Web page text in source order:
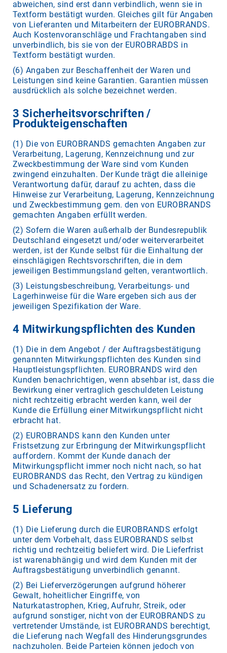
abweichen, sind erst dann verbindlich, wenn sie in
Textform bestätigt wurden. Gleiches gilt für Angaben
von Lieferanten und Mitarbeitern der EUROBRANDS.
Auch Kostenvoranschläge und Frachtangaben sind
unverbindlich, bis sie von der EUROBRABDS in
Textform bestätigt wurden.
(6) Angaben zur Beschaffenheit der Waren und
Leistungen sind keine Garantien. Garantien müssen
ausdrücklich als solche bezeichnet werden.
3 Sicherheitsvorschriften /
Produkteigenschaften
(1) Die von EUROBRANDS gemachten Angaben zur
Verarbeitung, Lagerung, Kennzeichnung und zur
Zweckbestimmung der Ware sind vom Kunden
zwingend einzuhalten. Der Kunde trägt die alleinige
Verantwortung dafür, darauf zu achten, dass die
Hinweise zur Verarbeitung, Lagerung, Kennzeichnung
und Zweckbestimmung gem. den von EUROBRANDS
gemachten Angaben erfüllt werden.
(2) Sofern die Waren außerhalb der Bundesrepublik
Deutschland eingesetzt und/oder weiterverarbeitet
werden, ist der Kunde selbst für die Einhaltung der
einschlägigen Rechtsvorschriften, die in dem
jeweiligen Bestimmungsland gelten, verantwortlich.
(3) Leistungsbeschreibung, Verarbeitungs- und
Lagerhinweise für die Ware ergeben sich aus der
jeweiligen Spezifikation der Ware.
4 Mitwirkungspflichten des Kunden
(1) Die in dem Angebot / der Auftragsbestätigung
genannten Mitwirkungspflichten des Kunden sind
Hauptleistungspflichten. EUROBRANDS wird den
Kunden benachrichtigen, wenn absehbar ist, dass die
Bewirkung einer vertraglich geschuldeten Leistung
nicht rechtzeitig erbracht werden kann, weil der
Kunde die Erfüllung einer Mitwirkungspflicht nicht
erbracht hat.
(2) EUROBRANDS kann den Kunden unter
Fristsetzung zur Erbringung der Mitwirkungspflicht
auffordern. Kommt der Kunde danach der
Mitwirkungspflicht immer noch nicht nach, so hat
EUROBRANDS das Recht, den Vertrag zu kündigen
und Schadenersatz zu fordern.
5 Lieferung
(1) Die Lieferung durch die EUROBRANDS erfolgt
unter dem Vorbehalt, dass EUROBRANDS selbst
richtig und rechtzeitig beliefert wird. Die Lieferfrist
ist warenabhängig und wird dem Kunden mit der
Auftragsbestätigung unverbindlich genannt.
(2) Bei Lieferverzögerungen aufgrund höherer
Gewalt, hoheitlicher Eingriffe, von
Naturkatastrophen, Krieg, Aufruhr, Streik, oder
aufgrund sonstiger, nicht von der EUROBRANDS zu
vertretender Umstände, ist EUROBRANDS berechtigt,
die Lieferung nach Wegfall des Hinderungsgrundes
nachzuholen. Beide Parteien können jedoch von